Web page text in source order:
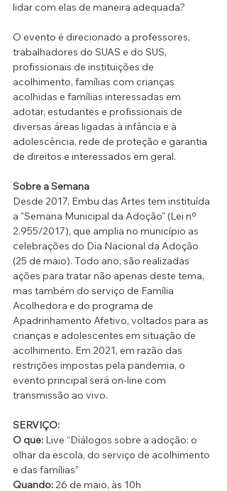
lidar com elas de maneira adequada?
O evento é direcionado a professores,
trabalhadores do SUAS e do SUS,
profissionais de instituições de
acolhimento, famílias com crianças
acolhidas e famílias interessadas em
adotar, estudantes e profissionais de
diversas áreas ligadas à infância e à
adolescência, rede de proteção e garantia
de direitos e interessados em geral.
Sobre a Semana
Desde 2017, Embu das Artes tem instituída
a "Semana Municipal da Adoção" (Lei nº
2.955/2017), que amplia no município as
celebrações do Dia Nacional da Adoção
(25 de maio). Todo ano, são realizadas
ações para tratar não apenas deste tema,
mas também do serviço de Família
Acolhedora e do programa de
Apadrinhamento Afetivo, voltados para as
crianças e adolescentes em situação de
acolhimento. Em 2021, em razão das
restrições impostas pela pandemia, o
evento principal será on-line com
transmissão ao vivo.
SERVIÇO:
O que: Live “Diálogos sobre a adoção: o
olhar da escola, do serviço de acolhimento
e das famílias”
Quando: 26 de maio, às 10h